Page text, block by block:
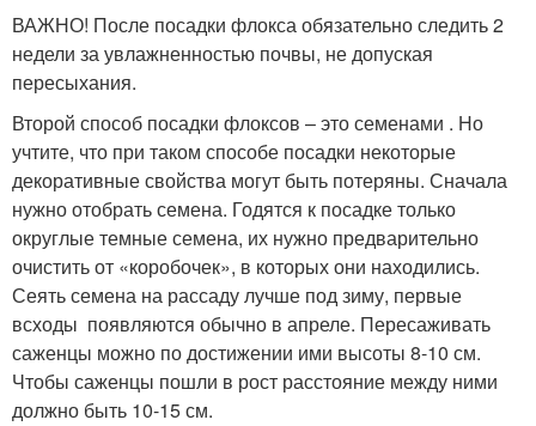
ВАЖНО! После посадки флокса обязательно следить 2
недели за увлажненностью почвы, не допуская
пересыхания.
Второй способ посадки флоксов – это семенами . Но
учтите, что при таком способе посадки некоторые
декоративные свойства могут быть потеряны. Сначала
нужно отобрать семена. Годятся к посадке только
округлые темные семена, их нужно предварительно
очистить от «коробочек», в которых они находились.
Сеять семена на рассаду лучше под зиму, первые
всходы появляются обычно в апреле. Пересаживать
саженцы можно по достижении ими высоты 8-10 см.
Чтобы саженцы пошли в рост расстояние между ними
должно быть 10-15 см.